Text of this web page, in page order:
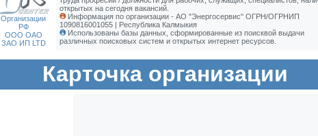
Организации
РФ
ООО ОАО
ЗАО ИП LTD
открытых на сегодня вакансий.
Информация по организации - АО "Энергосервис" ОГРН/ОГРНИП
1090816001055 | Республика Калмыкия
Использованы базы данных, сформированные из поисквой выдачи
различных поисковых систем и открытых интернет ресурсов.
Карточка организации